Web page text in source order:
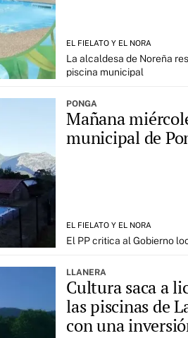
EL FIELATO Y EL NORA
La alcaldesa de Noreña
piscina municipal
PONGA
Mañana
municipal de
EL FIELATO Y EL NORA
El PP critica al Gobierno
LLANERA
Cultura saca a
las piscinas de
con una